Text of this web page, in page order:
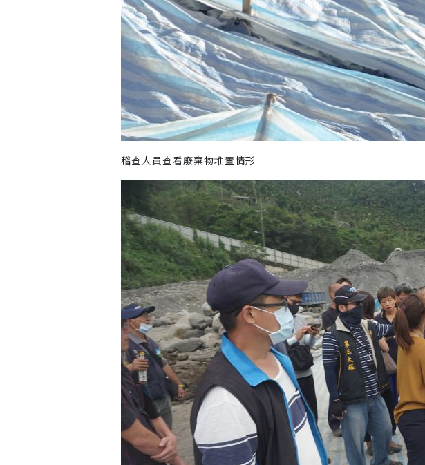
稽查人員查看廢棄物堆置情形